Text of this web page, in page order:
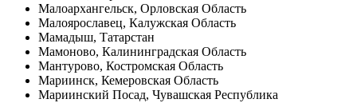
Малоархангельск, Орловская Область
Малоярославец, Калужская Область
Мамадыш, Татарстан
Мамоново, Калининградская Область
Мантурово, Костромская Область
Мариинск, Кемеровская Область
Мариинский Посад, Чувашская Республика